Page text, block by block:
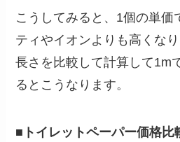
こうしてみると、1個の単価
ティやイオンよりも高くな
長さを比較して計算して1m
るとこうなります。
■トイレットペーパー価格比